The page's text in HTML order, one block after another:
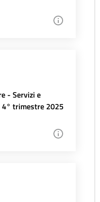
- Servizi e
4° trimestre 2025